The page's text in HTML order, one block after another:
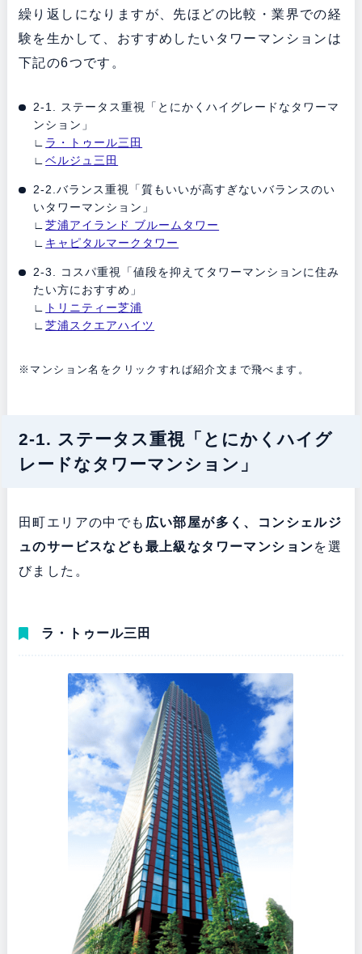
繰り返しになりますが、先ほどの比較・業界での経
験を生かして、おすすめしたいタワーマンションは
下記の6つです。
2-1. ステータス重視「とにかくハイグレードなタワーマ
ンション」
∟ ラ・トゥール三田
∟ベルジュ三田
2-2.バランス重視「質もいいが高すぎないバランスのい
いタワーマンション」
∟芝浦アイランド ブルームタワー
∟ キャピタルマークタワー
2-3. コスパ重視「値段を抑えてタワーマンションに住み
たい方におすすめ」
∟
トリニティー芝浦
∟芝浦スクエアハイツ
※マンション名をクリックすれば紹介文まで飛べます。
2-1. ステータス重視「とにかくハイグ
レードなタワーマンション」
田町エリアの中でも 広い部屋が多く、コンシェルジ
ュのサービスなども最上級なタワーマンションを選
びました。
ラ・トゥール三田